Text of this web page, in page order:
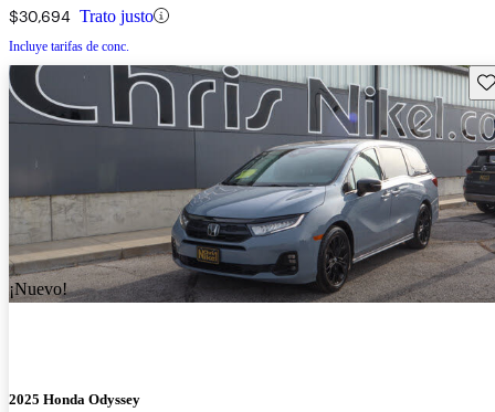
$30,694 Trato justo
Incluye tarifas de conc.
¡Nuevo!
2025 Honda Odyssey